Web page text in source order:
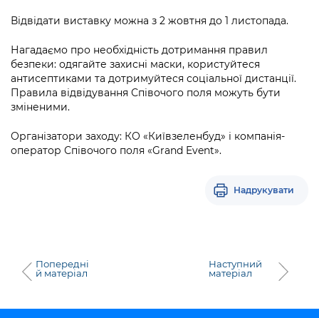
Річні звіти
Гендерна політика
Київська міська військова адміністрація
Портал Захисників та Захисниць
Безбар'єрність
Портал послуг
Міський застосунок Київ Цифровий
Важливе під час воєнного стану
Про відкриті дані
Портал даних Києва
Публічні дашборди
Відвідати виставку можна з 2 жовтня до 1 листопада.
Нагадаємо про необхідність дотримання правил
безпеки: одягайте захисні маски, користуйтеся
антисептиками та дотримуйтеся соціальної дистанції.
Правила відвідування Співочого поля можуть бути
зміненими.
Організатори заходу: КО «Київзеленбуд» і компанія-
оператор Співочого поля «Grand Event».
Надрукувати
Попередні
й матеріал
Наступний
матеріал